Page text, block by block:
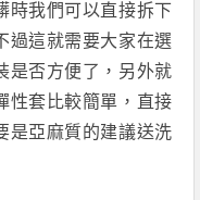
時我們可以直接拆下
過這就需要大家在選
是否方便了，另外就
性套比較簡單，直接
是亞麻質的建議送洗